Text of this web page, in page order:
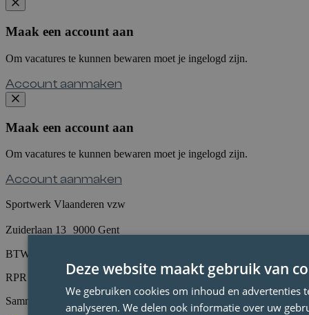
Maak een account aan
Om vacatures te kunnen bewaren moet je ingelogd zijn.
Account aanmaken
Maak een account aan
Om vacatures te kunnen bewaren moet je ingelogd zijn.
Account aanmaken
Sportwerk Vlaanderen vzw
Zuiderlaan 13 9000 Gent
BTW BE 0431.746.505
RPR GENT
Sammi@sportwerk.be
Deze website maakt gebruik van
We gebruiken cookies om inhoud en advertenties
analyseren. We delen ook informatie over uw